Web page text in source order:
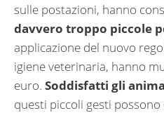
sulle postazioni, hanno
davvero troppo piccole
applicazione del nuovo
igiene veterinaria, hanno
euro. Soddisfatti gli
questi piccoli gesti